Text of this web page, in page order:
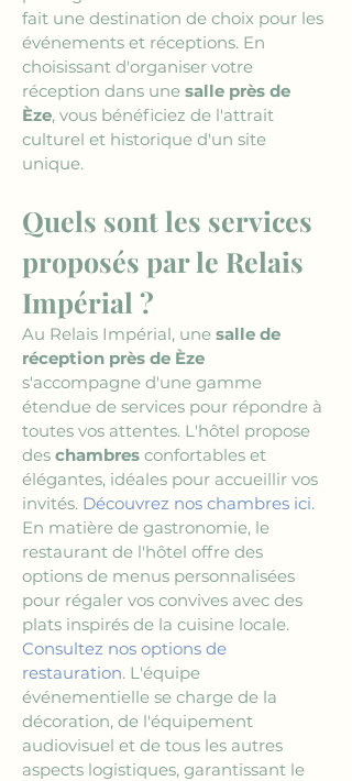
fait une destination de choix pour les
événements et réceptions. En
choisissant d'organiser votre
réception dans une salle près de
Èze, vous bénéficiez de l'attrait
culturel et historique d'un site
unique.
Quels sont les services
proposés par le Relais
Impérial ?
Au Relais Impérial, une salle de
réception près de Èze
s'accompagne d'une gamme
étendue de services pour répondre à
toutes vos attentes. L'hôtel propose
des chambres confortables et
élégantes, idéales pour accueillir vos
invités. Découvrez nos chambres ici.
En matière de gastronomie, le
restaurant de l'hôtel offre des
options de menus personnalisées
pour régaler vos convives avec des
plats inspirés de la cuisine locale.
Consultez nos options de
restauration. L'équipe
événementielle se charge de la
décoration, de l'équipement
audiovisuel et de tous les autres
aspects logistiques, garantissant le